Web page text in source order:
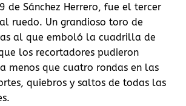
de Sánchez Herrero, fue el tercer
ruedo. Un grandioso toro de
al que emboló la cuadrilla de
los recortadores pudieron
menos que cuatro rondas en las
quiebros y saltos de todas las